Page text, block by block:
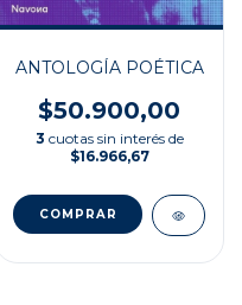
ANTOLOGÍA POÉTICA
$50.900,00
3 cuotas sin interés de
$16.966,67